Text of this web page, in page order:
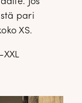
pari
XS.